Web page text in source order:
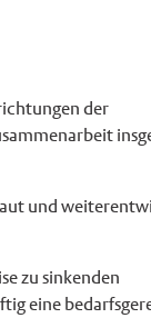
der
und
zu sinkenden
eine